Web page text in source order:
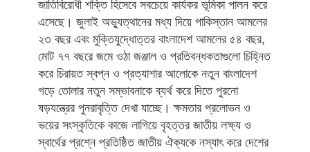
জাতিবিরোধী শক্তি হিসেবে সবচেয়ে কার্যকর ভূমিকা পালন করে
এসেছে। জুলাই অভ্যুত্থানের মধ্য দিয়ে পাকিস্তান আমলের
২৩ বছর এবং মুক্তিযুদ্ধোত্তর বাংলাদেশ আমলের ৫৪ বছর,
মোট ৭৭ বছরে জমে ওঠা জঞ্জাল ও প্রতিবন্ধকতাগুলো চিহ্নিত
করে চিরায়ত স্বপ্ন ও প্রত্যাশার আলোকে নতুন বাংলাদেশ
গড়ে তোলার নতুন সম্ভাবনাকে ব্যর্থ করে দিতে পুরনো
ষড়যন্ত্রের পুনরাবৃত্তি দেখা যাচ্ছে। ক্ষমতার প্রলোভন ও
ভয়ের সংস্কৃতিকে কাজে লাগিয়ে বৃহত্তর জাতীয় লক্ষ্য ও
স্বার্থের প্রশ্নে প্রতিষ্ঠিত জাতীয় ঐক্যকে নস্যাৎ করে দেশের